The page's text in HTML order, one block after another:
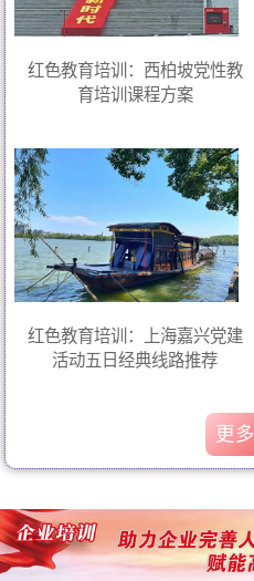
红色教育培训：西柏坡党性教
育培训课程方案
红色教育培训：上海嘉兴党建
活动五日经典线路推荐
更多